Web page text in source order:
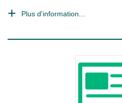
Plus d'information...